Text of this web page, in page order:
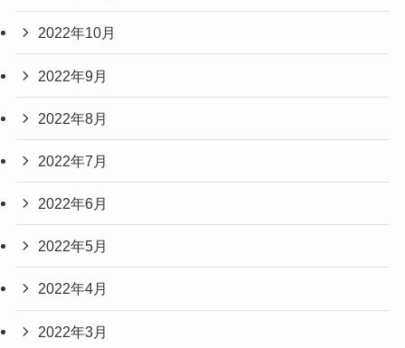
2022年10月
2022年9月
2022年8月
2022年7月
2022年6月
2022年5月
2022年4月
2022年3月